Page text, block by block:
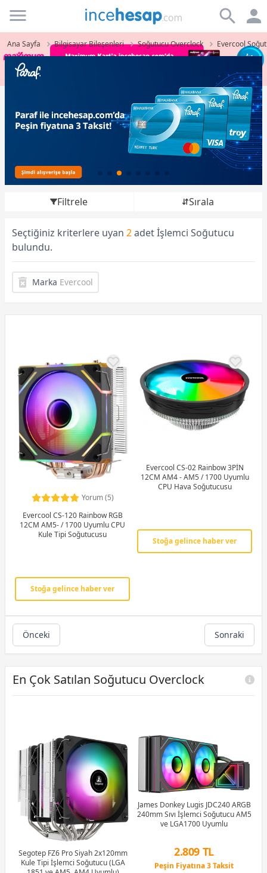
Incehesap
Ana Sayfa Bilgisayar Bileşenleri Soğutucu Overclock Evercool
Filtrele Sırala
Seçtiğiniz kriterlere uyan 2adet İşlemci Soğutucu
bulundu.
Marka Evercool
Yorum (5)
Evercool CS-120 Rainbow RGB
12CM AM5- / 1700 Uyumlu CPU
Kule Tipi Soğutucusu
Stoğa gelince haber ver
Evercool CS-02 Rainbow 3PİN
12CM AM4 - AM5 / 1700 Uyumlu
CPU Hava Soğutucusu
Stoğa gelince haber ver
Önceki Sonraki
En Çok Satılan Soğutucu Overclock
Segotep FZ6 Pro Siyah 2x120mm
Kule Tipi İşlemci Soğutucu (LGA
James Donkey Lugis JDC240 ARGB
240mm Sıvı İşlemci Soğutucu AM5
ve LGA1700 Uyumlu
2.809 TL
Peşin Fiyatına 3 Taksit